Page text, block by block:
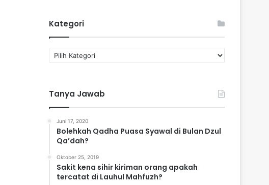
Kategori
a
g
o
Tanya Jawab
Juni 17, 2020
Bolehkah Qadha Puasa Syawal di Bulan Dzul
Qa’dah?
Oktober 25, 2019
Sakit kena sihir kiriman orang apakah
tercatat di Lauhul Mahfuzh?